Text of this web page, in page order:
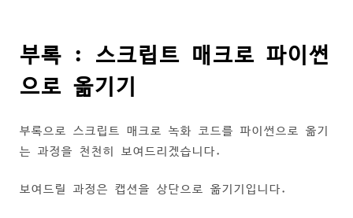
부록 : 스크립트 매크로 파이썬
으로 옮기기
부록으로 스크립트 매크로 녹화 코드를 파이썬으로 옮기
는 과정을 천천히 보여드리겠습니다.
보여드릴 과정은 캡션을 상단으로 옮기기입니다.